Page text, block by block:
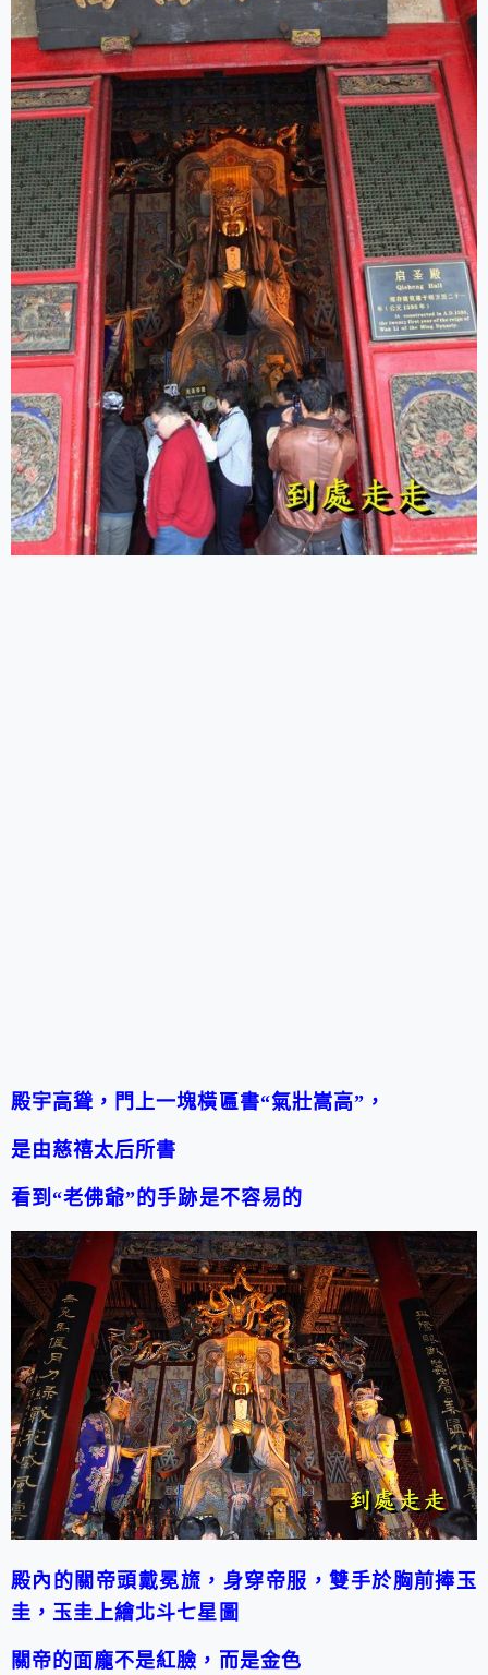
殿宇高聳，門上一塊橫匾書“氣壯嵩高” ，
是由慈禧太后所書
看到 “老佛爺”的手跡是不容易的
殿內的關帝頭戴冕旒，身穿帝服，雙手於胸前捧玉
圭，玉圭上繪北斗七星圖
關帝的面龐不是紅臉，而是金色